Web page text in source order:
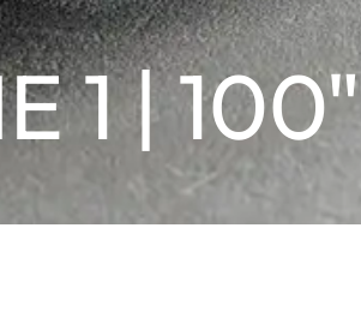
1 | 100"